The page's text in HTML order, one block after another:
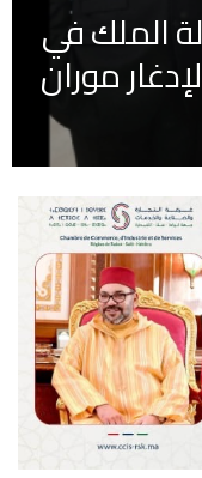
الملك في
موران